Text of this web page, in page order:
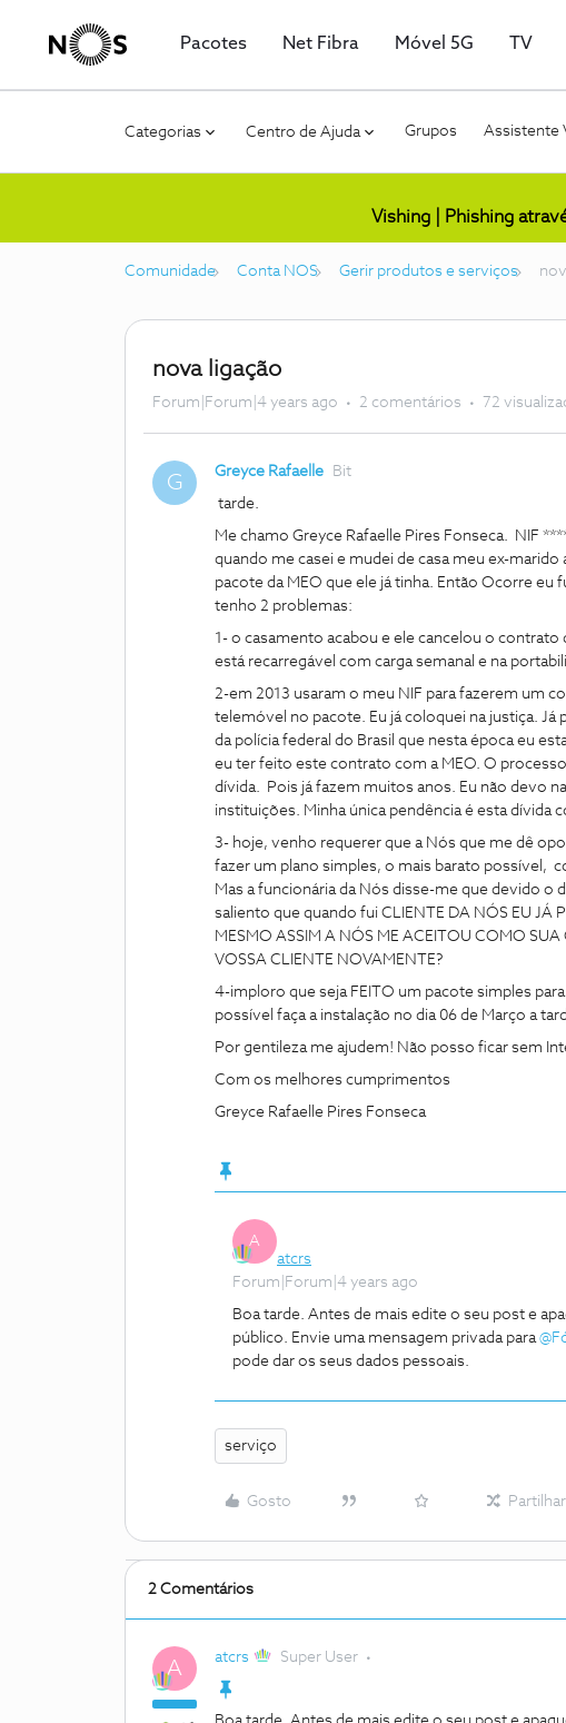
Pacotes Net Fibra Móvel 5G TV
Categorias Centro de Ajuda Grupos Assistente
Vishing | Phishing
Comunidade Conta NOS Gerir produtos e serviços
nova ligação
Forum|Forum|4 years ago 2 comentários 72
G Greyce Rafaelle Bit
tarde.
Me chamo Greyce Rafaelle Pires Fonseca. NIF
quando me casei e mudei de casa meu ex-
pacote da MEO que ele já tinha. Então Ocorre eu
tenho 2 problemas:
1- o casamento acabou e ele cancelou o
está recarregável com carga semanal e na
2-em 2013 usaram o meu NIF para fazerem um
telemóvel no pacote. Eu já coloquei na justiça.
da polícia federal do Brasil que nesta época eu
eu ter feito este contrato com a MEO. O
dívida. Pois já fazem muitos anos. Eu não devo
instituições. Minha única pendência é esta dívida
3- hoje, venho requerer que a Nós que me dê
fazer um plano simples, o mais barato possível,
Mas a funcionária da Nós disse-me que devido o
saliento que quando fui CLIENTE DA NÓS EU JÁ
MESMO ASSIM A NÓS ME ACEITOU COMO
VOSSA CLIENTE NOVAMENTE?
4-imploro que seja FEITO um pacote simples
possível faça a instalação no dia 06 de Março a
Por gentileza me ajudem! Não posso ficar sem
Com os melhores cumprimentos
Greyce Rafaelle Pires Fonseca
A
atcrs
Forum|Forum|4 years ago
Boa tarde. Antes de mais edite o seu post e
público. Envie uma mensagem privada para
pode dar os seus dados pessoais.
serviço
Gosto Partilhar
2 Comentários
A atcrs Super User